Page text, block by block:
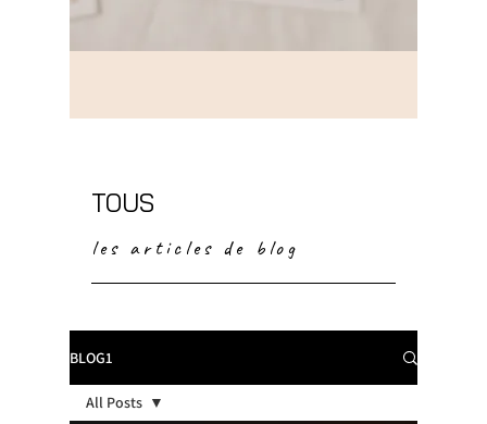
TOUS
les articles de blog
BLOG1
All Posts